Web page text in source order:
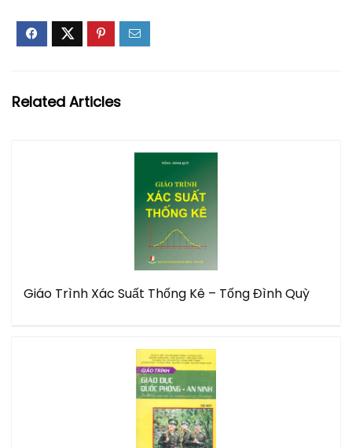
Related Articles
Giáo Trình Xác Suất Thống Kê – Tống Đình Quỳ